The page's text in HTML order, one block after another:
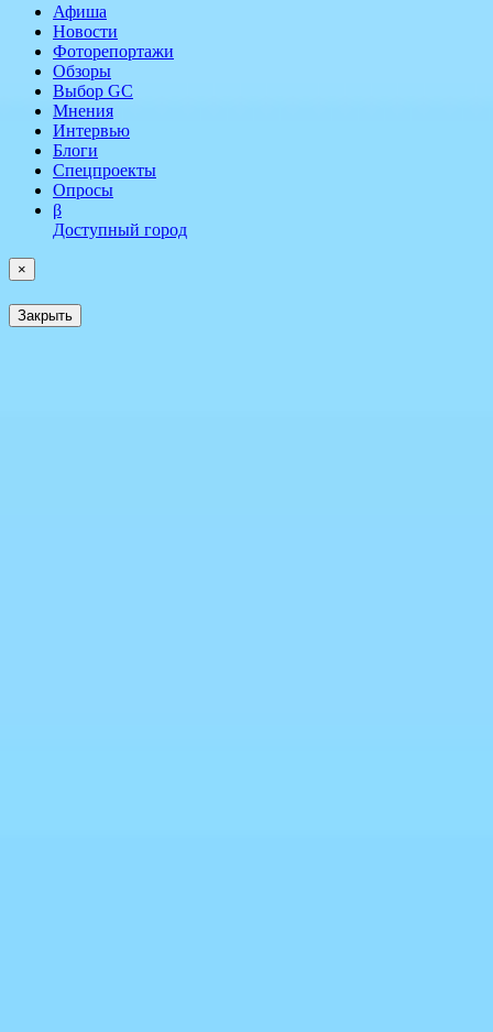
Афиша
Новости
Фоторепортажи
Обзоры
Выбор GC
Мнения
Интервью
Блоги
Спецпроекты
Опросы
β
Доступный город
×
Закрыть